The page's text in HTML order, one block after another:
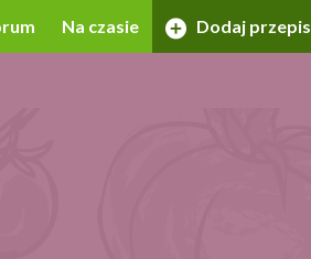
Na czasie Dodaj przepis